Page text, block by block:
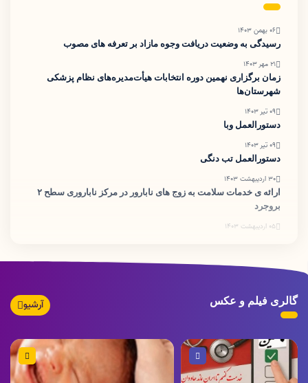
06 بهمن 1403
رسیدگی به وضعیت دریافت وجوه مازاد بر تعرفه های مصوب
21 مهر 1403
زمان برگزاری نهمین دوره انتخابات هیأت‌مدیره‌های نظام پزشکی
شهرستان‌ها
09 تیر 1403
دستورالعمل وبا
09 تیر 1403
دستورالعمل تب دنگی
30 اردیبهشت 1403
ارائه ی خدمات سلامت به زوج های نابارور در مرکز ناباروری سطح ۲
بروجرد
05 اردیبهشت 1403
گالری فیلم و عکس آرشیو